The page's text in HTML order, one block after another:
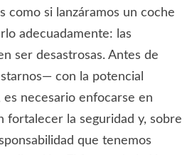
como si lanzáramos un coche
adecuadamente: las
ser desastrosas. Antes de
con la potencial
es necesario enfocarse en
fortalecer la seguridad y, sobre
que tenemos